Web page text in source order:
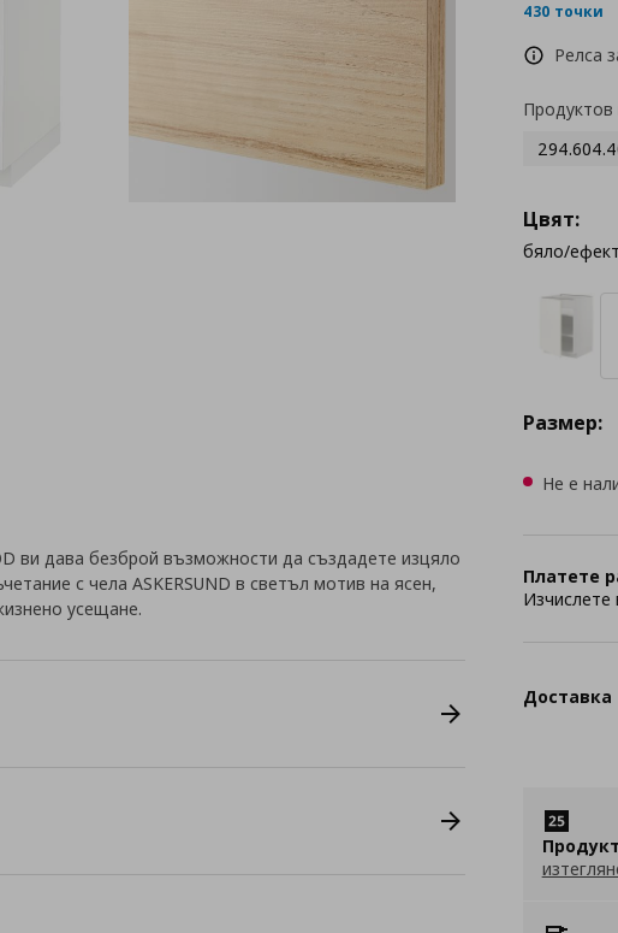
430 точки
Релса
Продуктов
Цвят:
бяло/
Размер:
Не е
Платете
Изчислете
Доставка
ви дава безброй възможности да създадете изцяло
с чела ASKERSUND в светъл мотив на ясен,
усещане.